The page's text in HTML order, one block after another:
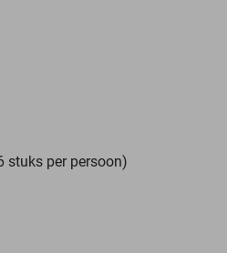
stuks per persoon)